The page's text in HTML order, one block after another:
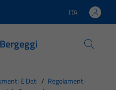
Lingua attiva:
ITA
E Dati / Regolamenti